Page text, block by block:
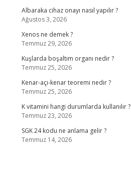
Albaraka cihaz onayı nasıl yapılır ?
Ağustos 3, 2026
Xenos ne demek ?
Temmuz 29, 2026
Kuşlarda boşaltım organı nedir ?
Temmuz 25, 2026
Kenar-açı-kenar teoremi nedir ?
Temmuz 25, 2026
K vitamini hangi durumlarda kullanılır ?
Temmuz 23, 2026
SGK 24 kodu ne anlama gelir ?
Temmuz 14, 2026